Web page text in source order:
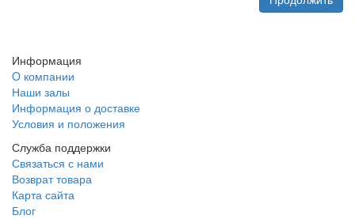
Информация
O компании
Наши залы
Информация о доставке
Условия и положения
Служба поддержки
Связаться с нами
Возврат товара
Карта сайта
Блог